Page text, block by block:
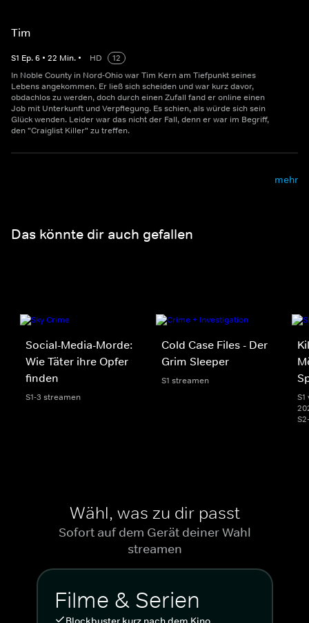
Tim
S1 Ep.6 • 22 Min. • HD
12
In Noble County in Nord-Ohio war Tim Kern am Tiefpunkt seines
Lebens angekommen. Er ließ sich scheiden und war kurz davor,
obdachlos zu werden, doch durch einen Zufall fand er online einen
Job mit Unterkunft und Verpflegung. Es schien, als würde sich sein
Glück wenden. Leider war das nicht der Fall, denn er war im Begriff,
den "Craiglist Killer" zu treffen.
mehr
Das könnte dir auch gefallen
Social-Media-Morde:
Wie Täter ihre Opfer
finden
S1-3 streamen
Cold Case Files - Der
Grim Sleeper
S1 streamen
Wähl, was zu dir passt
Sofort auf dem Gerät deiner Wahl
streamen
Filme & Serien